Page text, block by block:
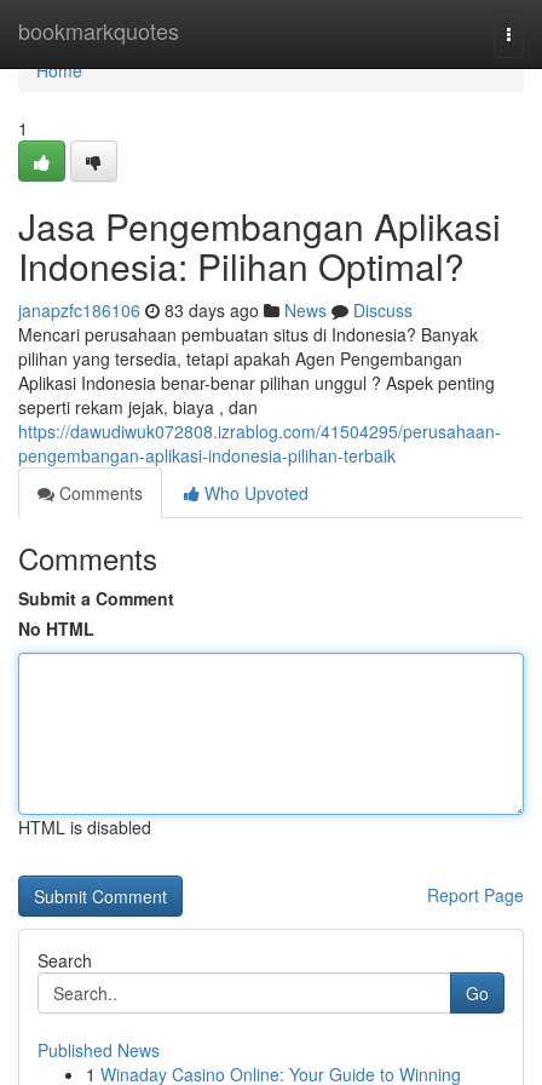
bookmarkquotes
Home
Home
1
Jasa Pengembangan Aplikasi
Indonesia: Pilihan Optimal?
janapzfc186106 83 days ago News
Discuss
Mencari perusahaan pembuatan situs di Indonesia? Banyak
pilihan yang tersedia, tetapi apakah Agen Pengembangan
Aplikasi Indonesia benar-benar pilihan unggul ? Aspek penting
seperti rekam jejak, biaya , dan
https://dawudiwuk072808.izrablog.com/41504295/perusahaan-
pengembangan-aplikasi-indonesia-pilihan-terbaik
Comments
Who Upvoted
Comments
Submit a Comment
No HTML
HTML is disabled
Report Page
Search
Go
Published News
1 Winaday Casino Online: Your Guide to Winning